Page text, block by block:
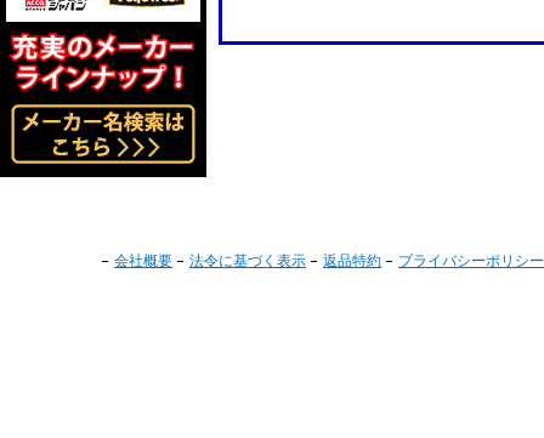
会社概要 法令に基づく表示 返品特約 プライバシーポリシー